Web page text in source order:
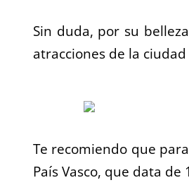
Sin duda, por su
atracciones de la
Te recomiendo que
País Vasco, que data de